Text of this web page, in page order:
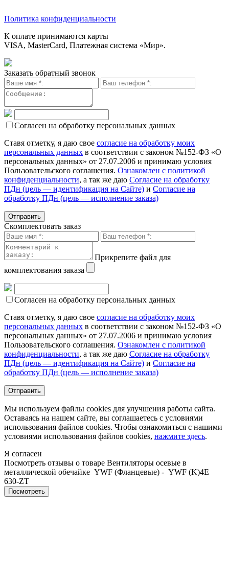
Политика конфиденциальности
К оплате принимаются карты
VISA, MasterCard, Платежная система «Мир».
Заказать обратный звонок
Согласен на обработку персональных данных
Ставя отметку, я даю свое согласие на обработку моих
персональных данных в соответствии с законом №152-ФЗ «О
персональных данных» от 27.07.2006 и принимаю условия
Пользовательского соглашения. Ознакомлен с политикой
конфиденциальности, а так же даю Согласие на обработку
ПДн (цель — идентификация на Сайте) и Согласие на
обработку ПДн (цель — исполнение заказа)
Скомплектовать заказ
Прикрепите файл для
комплектования заказа
Согласен на обработку персональных данных
Ставя отметку, я даю свое согласие на обработку моих
персональных данных в соответствии с законом №152-ФЗ «О
персональных данных» от 27.07.2006 и принимаю условия
Пользовательского соглашения. Ознакомлен с политикой
конфиденциальности, а так же даю Согласие на обработку
ПДн (цель — идентификация на Сайте) и Согласие на
обработку ПДн (цель — исполнение заказа)
Мы используем файлы cookies для улучшения работы сайта.
Оставаясь на нашем сайте, вы соглашаетесь с условиями
использования файлов cookies. Чтобы ознакомиться с нашими
условиями использования файлов cookies, нажмите здесь.
Я согласен
Посмотреть отзывы о товаре Вентиляторы осевые в
металлической обечайке YWF (Фланцевые) - YWF (K)4E
630-ZT
Пocмотpеть